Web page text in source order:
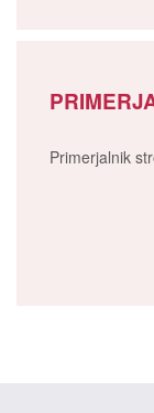
Primerjalnik